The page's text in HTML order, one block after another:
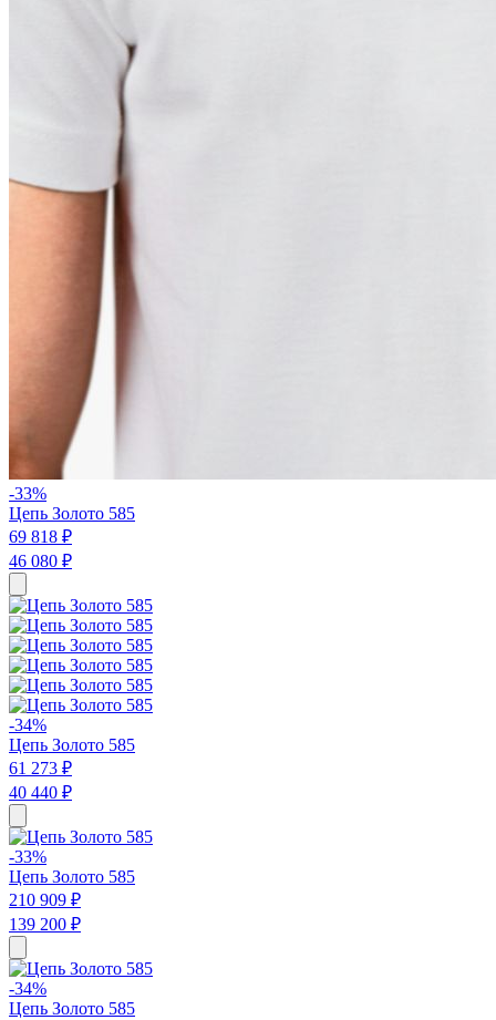
-33%
Цепь Золото 585
69 818 ₽
46 080 ₽
-34%
Цепь Золото 585
61 273 ₽
40 440 ₽
-33%
Цепь Золото 585
210 909 ₽
139 200 ₽
-34%
Цепь Золото 585